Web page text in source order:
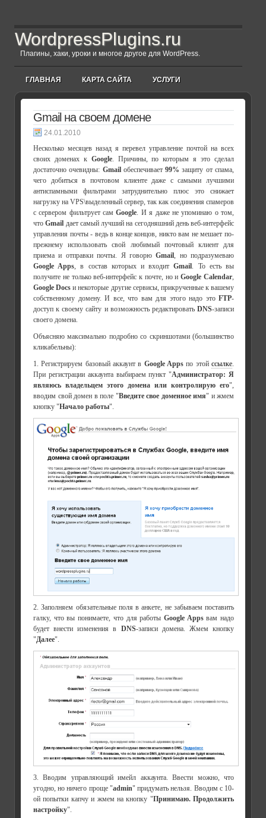
WordpressPlugins.ru
Плагины, хаки, уроки и многое другое для WordPress.
ГЛАВНАЯ КАРТА САЙТА УСЛУГИ
Gmail на своем домене
24.01.2010
Несколько месяцев назад я перевел управление почтой на всех
своих доменах к Google. Причины, по которым я это сделал
достаточно очевидны: Gmailобеспечивает99% защиту от спама,
чего добиться в почтовом клиенте даже с самыми лучшими
антиспамными фильтрами затруднительно плюс это снижает
нагрузку на VPS\выделенный сервер, так как соединения спамеров
с сервером фильтрует самGoogle. И я даже не упоминаю о том,
чтоGmail дает самый лучший на сегодняшний день веб-интерфейс
управления почты - ведь в конце концов, никто вам не мешает по-
прежнему использовать свой любимый почтовый клиент для
приема и отправки почты. Я говорюGmail, но подразумеваю
Google Apps, в состав которых и входитGmail. То есть вы
получите не только веб-интерфейс к почте, но иGoogle Calendar,
Google Docs и некоторые другие сервисы, прикрученные к вашему
собственному домену. И все, что вам для этого надо это FTP-
доступ к своему сайту и возможность редактировать DNS-записи
своего домена.
Объясняю максимально подробно со скриншотами (большинство
кликабельны):
1. Регистрируем базовый аккаунт в Google Apps по этойссылке.
При регистрации аккаунта выбираем пункт "Администратор: Я
являюсь владельцем этого домена или контролирую его",
вводим свой домен в поле "Введите свое доменное имя" и жмем
кнопку "Начало работы".
2. Заполняем обязательные поля в анкете, не забываем поставить
галку, что вы понимаете, что для работы Google Appsвам надо
будет внести изменения в DNS-записи домена. Жмем кнопку
"Далее".
3. Вводим управляющий имейл аккаунта. Ввести можно, что
угодно, но ничего проще "admin" придумать нельзя. Вводим с 10-
ой попытки капчу и жмем на кнопку "Принимаю. Продолжить
настройку".